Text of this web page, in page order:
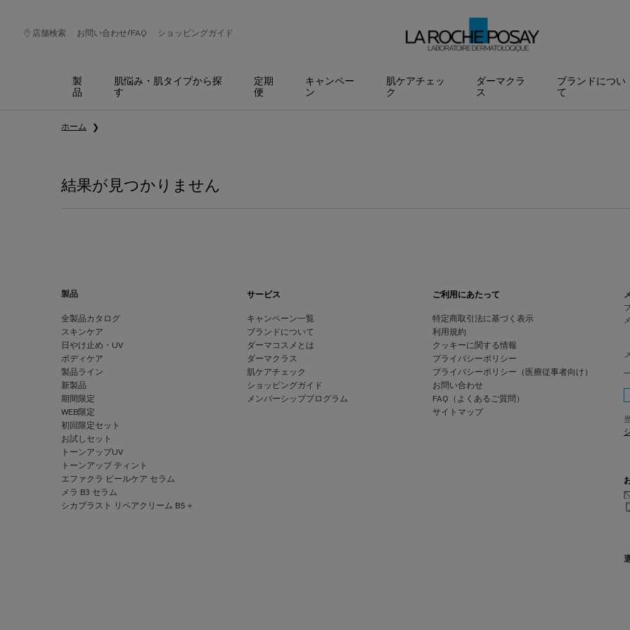
店舗検索 お問い合わせ/ FAQ ショッピングガイド
製
品
肌悩み・肌タイプから探
す
定期
便
キャンペー
ン
肌ケアチェッ
ク
ダーマクラ
ス
ブランドについ
て
ホーム
結果が見つかりません
製品
全製品カタログ
スキンケア
日やけ止め・UV
ボディケア
製品ライン
新製品
期間限定
WEB限定
初回限定セット
お試しセット
トーンアップUV
トーンアップ ティント
エファクラ ピールケア セラム
メラ B3 セラム
シカプラスト リペアクリーム B5＋
サービス
キャンペーン一覧
ブランドについて
ダーマコスメとは
ダーマクラス
肌ケアチェック
ショッピングガイド
メンバーシッププログラム
ご利用にあたって
特定商取引法に基づく表示
利用規約
クッキーに関する情報
プライバシーポリシー
プライバシーポリシー（医療従事者向け）
お問い合わせ
FAQ（よくあるご質問）
サイトマップ